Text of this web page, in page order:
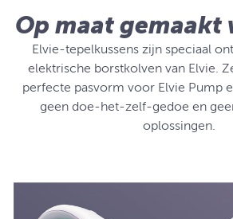
Op maat gemaakt
Elvie-tepelkussens zijn speciaal
elektrische borstkolven van Elvie.
perfecte pasvorm voor Elvie Pump
geen doe-het-zelf-gedoe en
oplossingen.